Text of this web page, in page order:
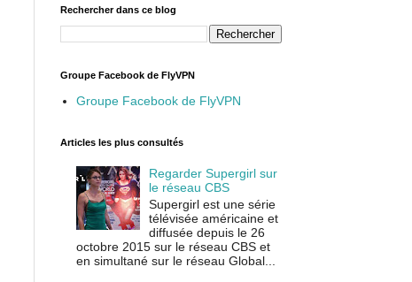
Rechercher dans ce blog
Groupe Facebook de FlyVPN
Groupe Facebook de FlyVPN
Articles les plus consultés
Regarder Supergirl sur
le réseau CBS
Supergirl est une série
télévisée américaine et
diffusée depuis le 26
octobre 2015 sur le réseau CBS et
en simultané sur le réseau Global...